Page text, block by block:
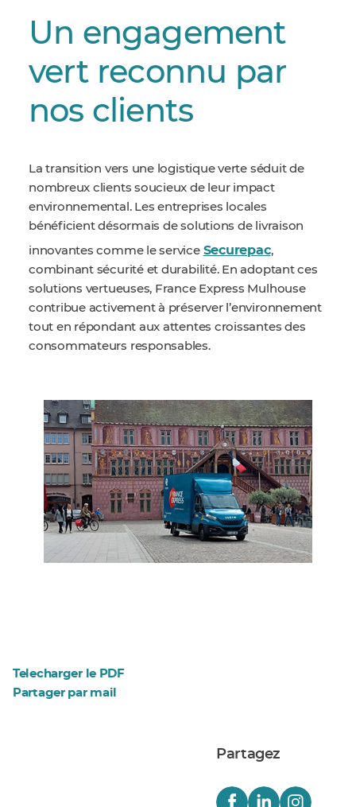
Un engagement
vert reconnu par
nos clients
La transition vers une logistique verte séduit de
nombreux clients soucieux de leur impact
environnemental. Les entreprises locales
bénéficient désormais de solutions de livraison
innovantes comme le service Securepac,
combinant sécurité et durabilité. En adoptant ces
solutions vertueuses, France Express Mulhouse
contribue activement à préserver l’environnement
tout en répondant aux attentes croissantes des
consommateurs responsables.
Telecharger le PDF
Partager par mail
Partagez